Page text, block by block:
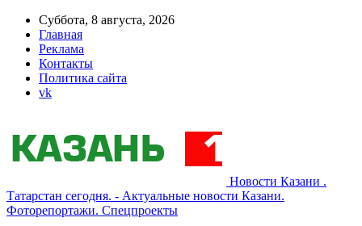
Суббота, 8 августа, 2026
Главная
Реклама
Контакты
Политика сайта
vk
Новости Казани .
Татарстан сегодня. - Актуальные новости Казани.
Фоторепортажи. Спецпроекты